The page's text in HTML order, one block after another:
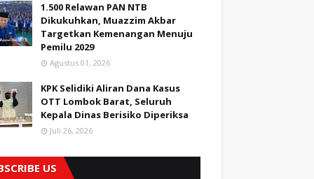
1.500 Relawan PAN NTB
Dikukuhkan, Muazzim Akbar
Targetkan Kemenangan Menuju
Pemilu 2029
Agustus 01, 2026
KPK Selidiki Aliran Dana Kasus
OTT Lombok Barat, Seluruh
Kepala Dinas Berisiko Diperiksa
Juli 26, 2026
US